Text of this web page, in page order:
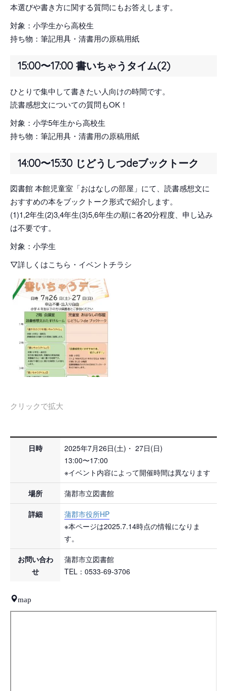
本選びや書き方に関する質問にもお答えします。
対象：小学生から高校生
持ち物：筆記用具・清書用の原稿用紙
15:00〜17:00 書いちゃうタイム(2)
ひとりで集中して書きたい人向けの時間です。
読書感想文についての質問もOK！
対象：小学5年生から高校生
持ち物：筆記用具・清書用の原稿用紙
14:00〜15:30 じどうしつdeブックトーク
図書館 本館児童室「おはなしの部屋」にて、読書感想文に
おすすめの本をブックトーク形式で紹介します。
(1)1,2年生(2)3,4年生(3)5,6年生の順に各20分程度、申し込み
は不要です。
対象：小学生
▽詳しくはこちら・イベントチラシ
クリックで拡大
日時
2025年7月26日(土)・ 27日(日)
13:00〜17:00
※イベント内容によって開催時間は異なります
場所 蒲郡市立図書館
詳細
蒲郡市役所HP
※本ページは2025.7.14時点の情報になりま
す。
お問い合わ
せ
蒲郡市立図書館
TEL：0533-69-3706
map